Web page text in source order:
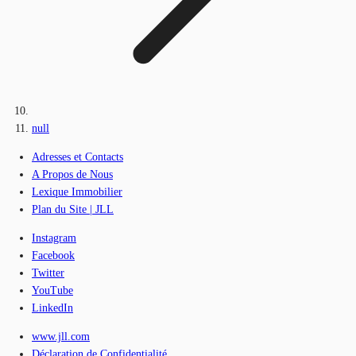
null
Adresses et Contacts
A Propos de Nous
Lexique Immobilier
Plan du Site | JLL
Instagram
Facebook
Twitter
YouTube
LinkedIn
www.jll.com